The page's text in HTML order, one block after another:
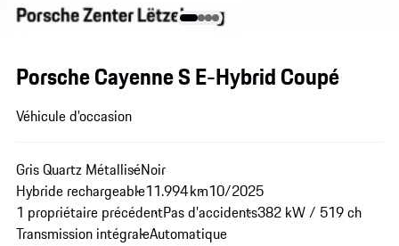
Porsche Cayenne S E-Hybrid Coupé
Véhicule d'occasion
Gris Quartz MétalliséNoir
Hybride rechargeable11.994 km10/2025
1 propriétaire précédentPas d'accidents382 kW / 519 ch
Transmission intégraleAutomatique